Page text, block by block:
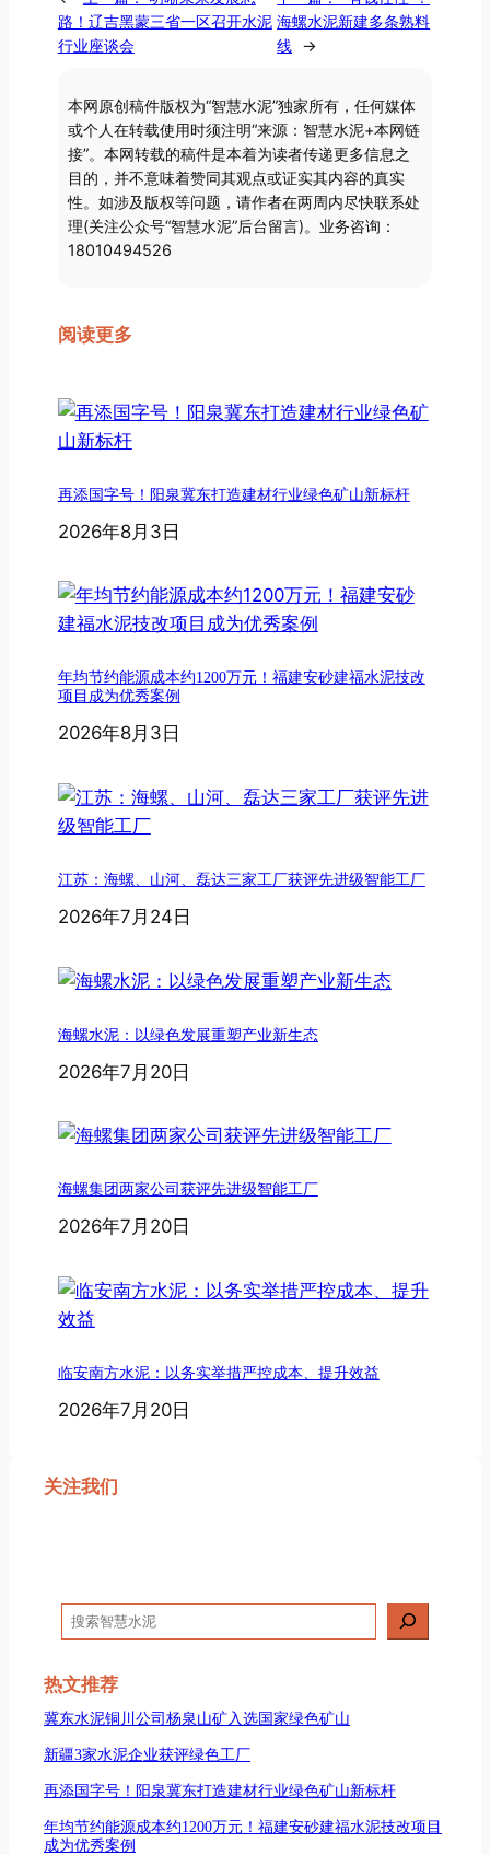
路！辽吉黑蒙三省一区召开水泥
行业座谈会
海螺水泥新建多条熟料
线 →
本网原创稿件版权为“智慧水泥”独家所有，任何媒体
或个人在转载使用时须注明“来源：智慧水泥+本网链
接”。本网转载的稿件是本着为读者传递更多信息之
目的，并不意味着赞同其观点或证实其内容的真实
性。如涉及版权等问题，请作者在两周内尽快联系处
理(关注公众号“智慧水泥”后台留言)。业务咨询：
18010494526
阅读更多
再添国字号！阳泉冀东打造建材行业绿色矿山新标杆
2026年8月3日
年均节约能源成本约1200万元！福建安砂建福水泥技改
项目成为优秀案例
2026年8月3日
江苏：海螺、山河、磊达三家工厂获评先进级智能工厂
2026年7月24日
海螺水泥：以绿色发展重塑产业新生态
2026年7月20日
海螺集团两家公司获评先进级智能工厂
2026年7月20日
临安南方水泥：以务实举措严控成本、提升效益
2026年7月20日
关注我们
搜
索
热文推荐
冀东水泥铜川公司杨泉山矿入选国家绿色矿山
新疆3家水泥企业获评绿色工厂
再添国字号！阳泉冀东打造建材行业绿色矿山新标杆
年均节约能源成本约1200万元！福建安砂建福水泥技改项目
成为优秀案例